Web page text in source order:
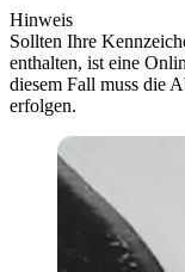
Hinweis
Sollten Ihre
enthalten, ist eine
diesem Fall muss die
erfolgen.